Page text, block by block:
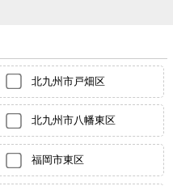
北九州市戸畑区
北九州市八幡東区
福岡市東区